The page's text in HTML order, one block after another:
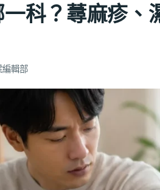
科？蕁麻疹、
編輯部